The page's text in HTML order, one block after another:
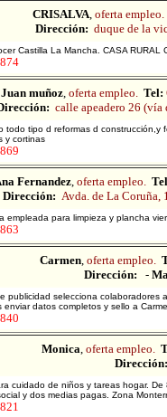
CRISALVA, oferta empleo.
Dirección: duque de la
Castilla La Mancha. CASA RURAL
Juan muñoz, oferta empleo. Tel:
calle apeadero 26 (vía
todo tipo d reformas d
y cortinas
Fernandez, oferta empleo.
Dirección: Avda. de La Coruña,
empleada para limpieza y plancha
Carmen, oferta empleo.
Dirección:
-
publicidad selecciona colaboradores
enviar datos completos y sello a
Monica, oferta empleo.
Dirección:
cuidado de niños y tareas hogar.
y dos medias pagas. Zona